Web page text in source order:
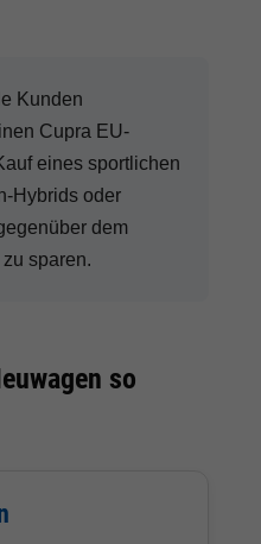
Kunden
Cupra EU-
eines sportlichen
Hybrids oder
dem
sparen.
so